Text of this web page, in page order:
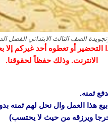
الصف الثالث الابتدائي الفصل الدراسي
التحضير أو تعطوه أحد غيركم
الانترنت. وذلك حفظاً لحقوقنا.
ثمنه.
هذا العمل وال نحل لهم ثمنه
ويرزقه من حيث لا يحتسب)